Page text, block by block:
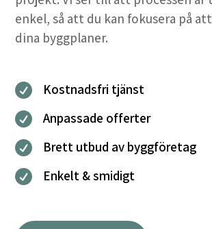
enkel, så att du kan fokusera på
dina byggplaner.
 Kostnadsfri tjänst
 Anpassade offerter
 Brett utbud av byggföretag
 Enkelt & smidigt